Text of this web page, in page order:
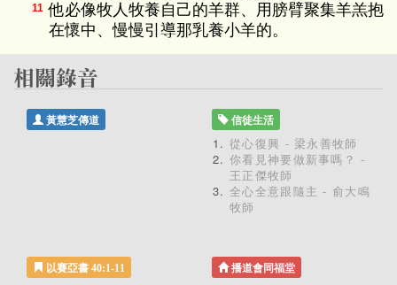
11 他必像牧人牧養自己的羊群、用膀臂聚集羊羔抱
在懷中、慢慢引導那乳養小羊的。
黃慧芝傳道 信徒生活
從心復興 - 梁永善牧師
你看見神要做新事嗎？ -
王正傑牧師
全心全意跟隨主 - 俞大鳴
牧師
以賽亞書 40:1-11 播道會同福堂